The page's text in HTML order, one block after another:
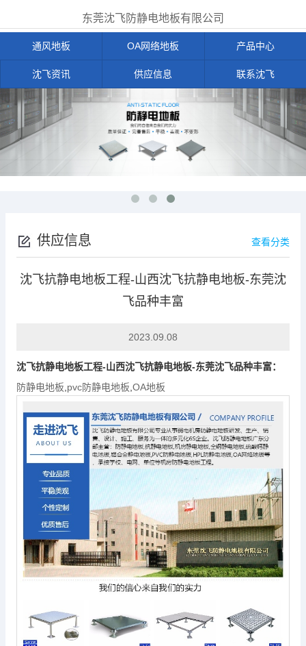
东莞沈飞防静电地板有限公司
通风地板 OA网络地板 产品中心
沈飞资讯 供应信息 联系沈飞
供应信息 查看分类
沈飞抗静电地板工程-山西沈飞抗静电地板-东莞沈
飞品种丰富
2023.09.08
沈飞抗静电地板工程-山西沈飞抗静电地板-东莞沈飞品种丰富：
防静电地板 pvc防静电地板 OA地板